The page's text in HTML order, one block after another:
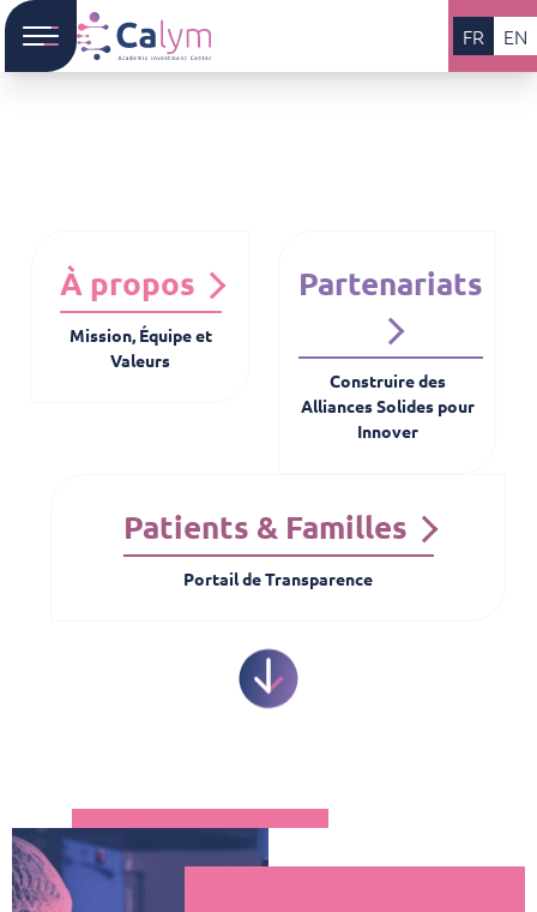
FR EN
À propos
Mission, Équipe et
Valeurs
Partenariats
Construire des
Alliances Solides pour
Innover
Patients & Familles
Portail de Transparence